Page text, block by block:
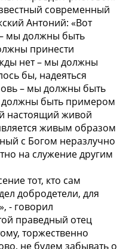
современный
Антоний: «Вот
мы должны быть
принести
нет – мы должны
бы, надеяться
– мы должны быть
быть примером
настоящий живой
живым образом
с Богом неразлучно
на служение другим
тот, кто сам
добродетели, для
, - говорил
праведный отец
торжественно
не будем забывать о